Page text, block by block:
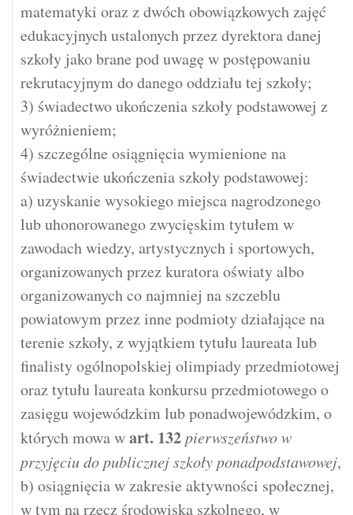
matematyki oraz z dwóch obowiązkowych zajęć
edukacyjnych ustalonych przez dyrektora danej
szkoły jako brane pod uwagę w postępowaniu
rekrutacyjnym do danego oddziału tej szkoły;
3) świadectwo ukończenia szkoły podstawowej z
wyróżnieniem;
4) szczególne osiągnięcia wymienione na
świadectwie ukończenia szkoły podstawowej:
a) uzyskanie wysokiego miejsca nagrodzonego
lub uhonorowanego zwycięskim tytułem w
zawodach wiedzy, artystycznych i sportowych,
organizowanych przez kuratora oświaty albo
organizowanych co najmniej na szczeblu
powiatowym przez inne podmioty działające na
terenie szkoły, z wyjątkiem tytułu laureata lub
finalisty ogólnopolskiej olimpiady przedmiotowej
oraz tytułu laureata konkursu przedmiotowego o
zasięgu wojewódzkim lub ponadwojewódzkim, o
których mowa wart. 132 pierwszeństwo w
przyjęciu do publicznej szkoły ponadpodstawowej,
b) osiągnięcia w zakresie aktywności społecznej,
w tym na rzecz środowiska szkolnego, w